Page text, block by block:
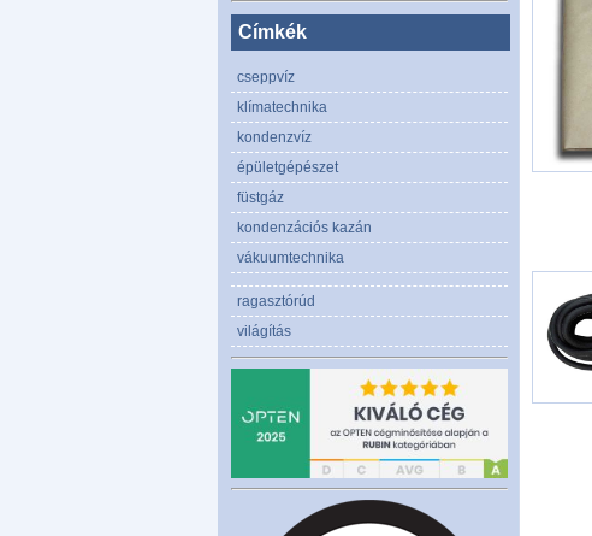
Címkék
cseppvíz
klímatechnika
kondenzvíz
épületgépészet
füstgáz
kondenzációs kazán
vákuumtechnika
ragasztórúd
világítás